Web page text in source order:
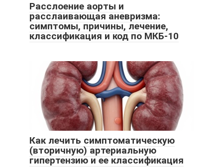
Расслоение аорты и
расслаивающая аневризма:
симптомы, причины, лечение,
классификация и код по МКБ-10
Как лечить симптоматическую
(вторичную) артериальную
гипертензию и ее классификация